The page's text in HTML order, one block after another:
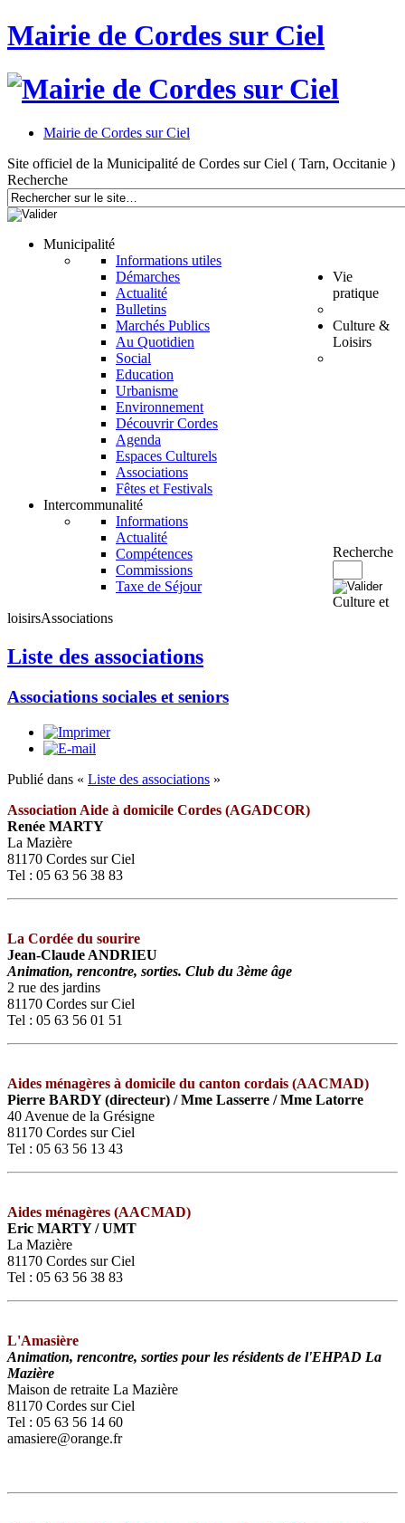
Mairie de Cordes sur Ciel
Mairie de Cordes sur Ciel
Site officiel de la Municipalité de Cordes sur Ciel ( Tarn, Occitanie )
Recherche
Municipalité
Informations utiles
Démarches
Actualité
Bulletins
Marchés Publics
Vie
pratique
Au Quotidien
Social
Education
Urbanisme
Environnement
Culture &
Loisirs
Découvrir Cordes
Agenda
Espaces Culturels
Associations
Fêtes et Festivals
Intercommunalité
Informations
Actualité
Compétences
Commissions
Taxe de Séjour
Recherche
Culture et
loisirsAssociations
Liste des associations
Associations sociales et seniors
Publié dans « Liste des associations »
Association Aide à domicile Cordes (AGADCOR)
Renée MARTY
La Mazière
81170 Cordes sur Ciel
Tel : 05 63 56 38 83
La Cordée du sourire
Jean-Claude ANDRIEU
Animation, rencontre, sorties. Club du 3ème âge
2 rue des jardins
81170 Cordes sur Ciel
Tel : 05 63 56 01 51
Aides ménagères à domicile du canton cordais (AACMAD)
Pierre BARDY (directeur) / Mme Lasserre / Mme Latorre
40 Avenue de la Grésigne
81170 Cordes sur Ciel
Tel : 05 63 56 13 43
Aides ménagères (AACMAD)
Eric MARTY / UMT
La Mazière
81170 Cordes sur Ciel
Tel : 05 63 56 38 83
L'Amasière
Animation, rencontre, sorties pour les résidents de l'EHPAD La
Mazière
Maison de retraite La Mazière
81170 Cordes sur Ciel
Tel : 05 63 56 14 60
amasiere@orange.fr